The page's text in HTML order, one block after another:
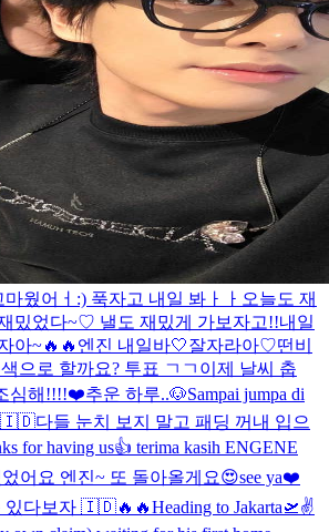
웠어ㅓ:) 푹자고 내일 봐ㅏㅏ 오늘도 재
밌었다~♡ 낼도 재밌게 가보자고!!내일
아~🔥🔥 엔진 내일바🤍잘자라아♡떤비
으로 할까요? 투표 ㄱㄱ 이제 날씨 춥
심해!!!!❤️추운 하루..🐶Sampai jumpa di
🇮🇩다들 눈치 보지 말고 패딩 꺼내 입으
for having us👍 terima kasih ENGENE
어요 엔진~ 또 돌아올게요😍see ya❤️
있다보자 🇮🇩🔥🔥Heading to Jakarta🛫✌️